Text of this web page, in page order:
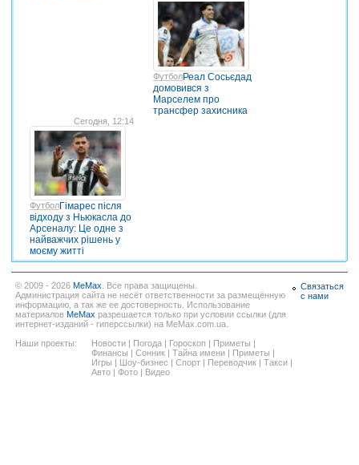
ФутболРеал Сосьєдад
домовився з
Марселем про
трансфер захисника
Сегодня, 12:14
ФутболГімарес після
відходу з Ньюкасла до
Арсеналу: Це одне з
найважчих рішень у
моєму житті
© 2009 - 2026 MeMax. Все права защищены.
Администрация сайта не несёт ответственности за размещённую
информацию, а так же ее достоверность. Использование
материалов MeMax разрешается только при условии ссылки (для
интернет-изданий - гиперссылки) на MeMax.com.ua.
Наши проекты:
Новости Погода Гороскоп Приметы
Финансы
Сонник Тайна имени Приметы
Игры
Шоу-бизнес Спорт Переводчик Такси
Авто
Фото Видео
Связаться
с нами